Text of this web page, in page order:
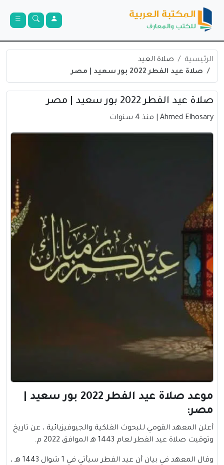
الرئيسية
صلاة العيد
صلاة عيد الفطر 2022 بور سعيد | مصر
صلاة عيد الفطر 2022 بور سعيد | مصر
Ahmed Elhosary | منذ 4 سنوات
موعد صلاة عيد الفطر 2022 بور سعيد |
مصر:
أعلن المعهد القومي للبحوث الفلكية والجيوفيزيائية ، عن تاريخ
وتوقيت صلاة عيد الفطرلعام 1443 هـ الموافق 2022 م.
وقال المعهد في بيان أن عيد الفطر سيأتي في 1 شوال 1443 هـ ،